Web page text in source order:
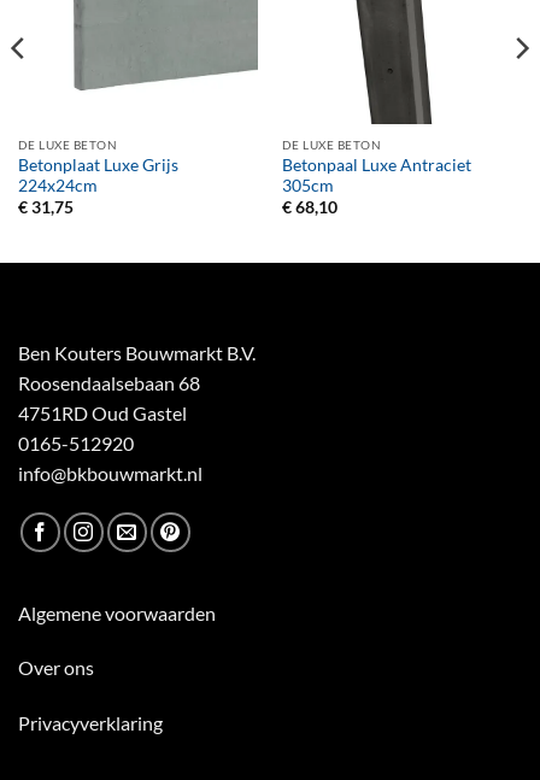
DE LUXE BETON
Betonplaat Luxe Grijs
224x24cm
€31,75
DE LUXE BETON
Betonpaal Luxe Antraciet
305cm
€68,10
Ben Kouters Bouwmarkt B.V.
Roosendaalsebaan 68
4751RD Oud Gastel
0165-512920
info@bkbouwmarkt.nl
Algemene voorwaarden
Over ons
Privacyverklaring